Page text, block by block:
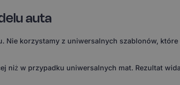
auta
korzystamy z uniwersalnych szablonów,
niż w przypadku uniwersalnych mat. Rezultat